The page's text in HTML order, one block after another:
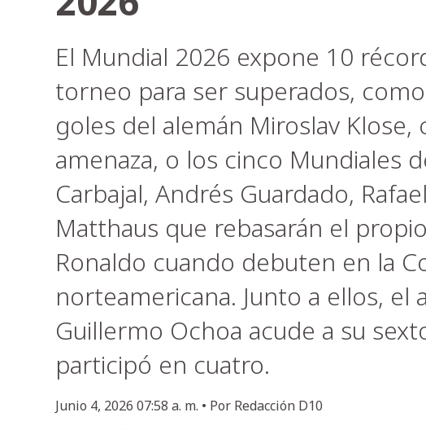
El Mundial 2026 expone 10
torneo para ser superados,
goles del alemán Miroslav
amenaza, o los cinco Mundiales
Carbajal, Andrés Guardado,
Matthaus que rebasarán el
Ronaldo cuando debuten en la
norteamericana. Junto a ellos, el
Guillermo Ochoa acude a su
participó en cuatro.
Junio 4, 2026 07:58 a. m. • Por Redacción D10